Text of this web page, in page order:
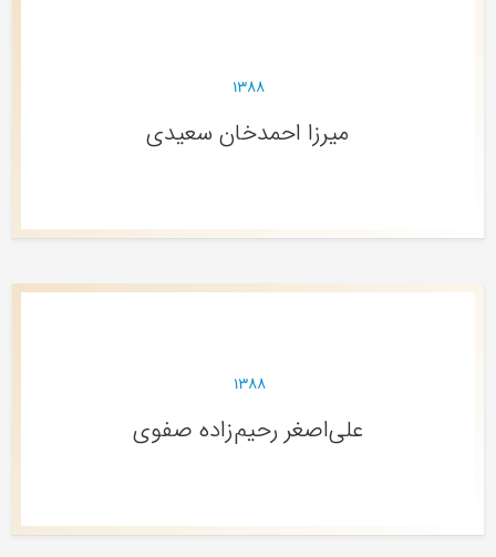
۱۳۸۸
میرزا احمدخان سعیدی
۱۳۸۸
علی‌اصغر رحیم‌زاده صفوی